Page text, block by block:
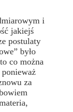
i
jakiejś
postulaty
było
co można
za